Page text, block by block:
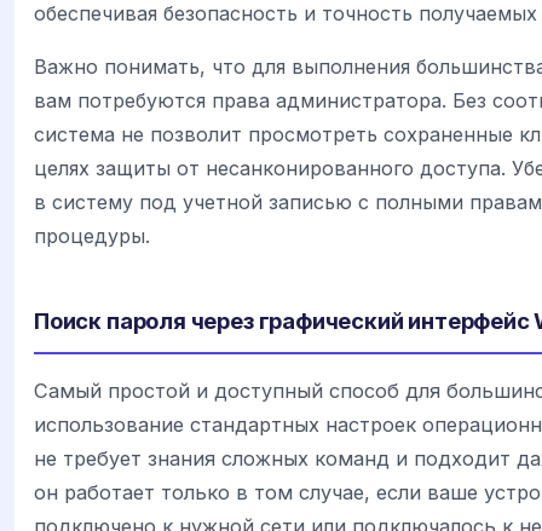
обеспечивая безопасность и точность
Важно понимать, что для выполнения
вам потребуются права администратора. Без
система не позволит просмотреть сохраненные
целях защиты от несанконированного доступа.
в систему под учетной записью с полными
процедуры.
Поиск пароля через графический интерфейс
Самый простой и доступный способ для
использование стандартных настроек
не требует знания сложных команд и подходит
он работает только в том случае, если ваше